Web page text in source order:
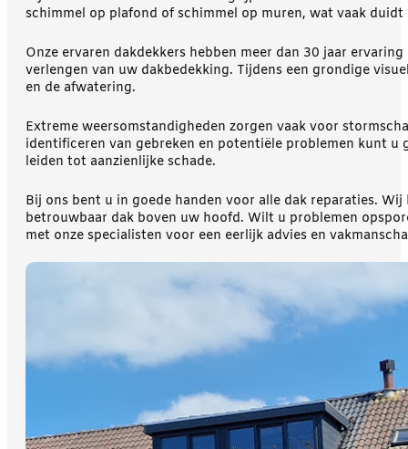
schimmel op plafond of schimmel op muren, wat vaak
Onze ervaren dakdekkers hebben meer dan 30 jaar
verlengen van uw dakbedekking. Tijdens een grondige
en de afwatering.
Extreme weersomstandigheden zorgen vaak voor
identificeren van gebreken en potentiële problemen kunt u
leiden tot aanzienlijke schade.
Bij ons bent u in goede handen voor alle dak reparaties.
betrouwbaar dak boven uw hoofd. Wilt u problemen
met onze specialisten voor een eerlijk advies en